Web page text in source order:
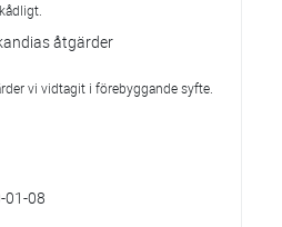
åtgärder
vi vidtagit i förebyggande syfte.
01-08